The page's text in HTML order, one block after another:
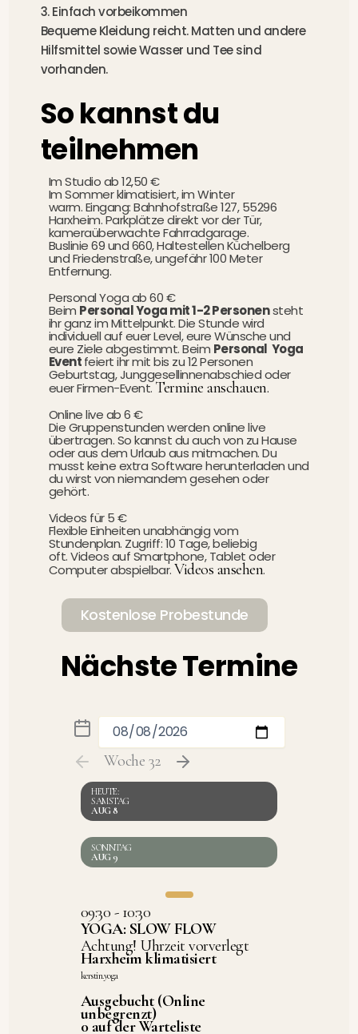
3. Einfach vorbeikommen
Bequeme Kleidung reicht. Matten und andere
Hilfsmittel sowie Wasser und Tee sind
vorhanden.
So kannst du
teilnehmen
Im Studio ab 12,50 €
Im Sommer klimatisiert, im Winter
warm. Eingang: Bahnhofstraße 127, 55296
Harxheim.Parkplätze direkt vor der Tür,
kameraüberwachte Fahrradgarage.
Buslinie 69 und 660, Haltestellen Küchelberg
und Friedenstraße, ungefähr 100 Meter
Entfernung.
Personal Yoga ab 60 €
Beim Personal Yoga mit 1-2 Personensteht
ihr ganz im Mittelpunkt. Die Stunde wird
individuell auf euer Level, eure Wünsche und
eure Ziele abgestimmt. Beim Personal Yoga
Eventfeiert ihr mit bis zu 12 Personen
Geburtstag, Junggesellinnenabschied oder
euer Firmen-Event. Termine anschauen.
Online live ab 6 €
Die Gruppenstunden werden online live
übertragen. So kannst du auch von zu Hause
oder aus dem Urlaub aus mitmachen. Du
musst keine extra Software herunterladen und
du wirst von niemandem gesehen oder
gehört.
Videos für 5 €
Flexible Einheiten unabhängig vom
Stundenplan. Zugriff: 10 Tage, beliebig
oft.Videos auf Smartphone, Tablet oder
Computer abspielbar.Videos ansehen.
Kostenlose Probestunde
Nächste Termine
Woche 32
SAMSTAG
AUG 8
SONNTAG
AUG 9
09:30 - 10:30
YOGA: SLOW FLOW
Achtung! Uhrzeit vorverlegt
Harxheim klimatisiert
kerstin.yoga
Ausgebucht (Online
unbegrenzt)
0 auf der Warteliste